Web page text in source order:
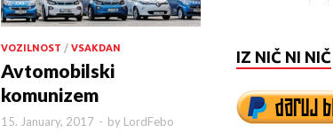
VOZILNOST / VSAKDAN
Avtomobilski
komunizem
15. January, 2017 - by LordFebo
IZ NIČ NI NIČ